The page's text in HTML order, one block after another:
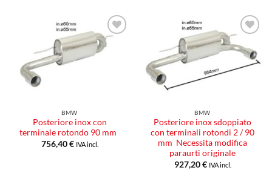
Aggiungi
alla lista
BMW
Posteriore inox con
terminale rotondo 90 mm
756,40€ IVA incl.
Aggiungi
alla lista
dei
desideri
BMW
Posteriore inox sdoppiato
con terminali rotondi 2 / 90
mm Necessita modifica
paraurti originale
927,20€ IVA incl.